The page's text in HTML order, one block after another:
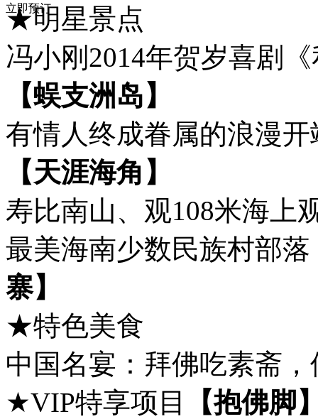
立即预订
★明星景点
冯小刚2014年贺岁喜剧
【蜈支洲岛】
有情人终成眷属的浪漫
【天涯海角】
寿比南山、观108米海
最美海南少数民族村部
寨】
★特色美食
中国名宴：拜佛吃素斋
★VIP特享项目
【抱佛脚